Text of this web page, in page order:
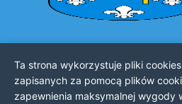
Urząd Gminy i Miasta Nowe Brzesko
32-120 Nowe Brzesko
ul. Krakowska 44
Ta strona wykorzystuje pliki
zapisanych za pomocą plików
zapewnienia maksymalnej wygody